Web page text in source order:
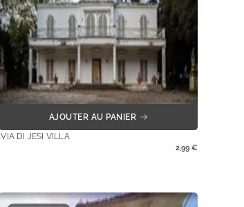
AJOUTER AU PANIER
VIA DI JESI VILLA
2,99 €